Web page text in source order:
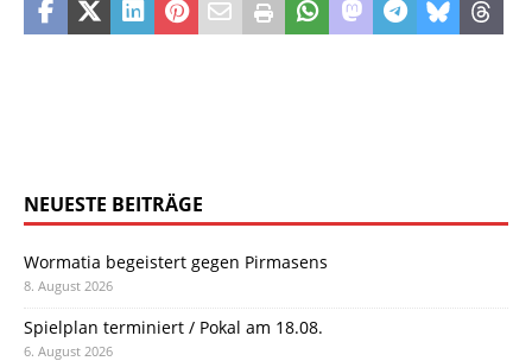
NEUESTE BEITRÄGE
Wormatia begeistert gegen Pirmasens
8. August 2026
Spielplan terminiert / Pokal am 18.08.
6. August 2026